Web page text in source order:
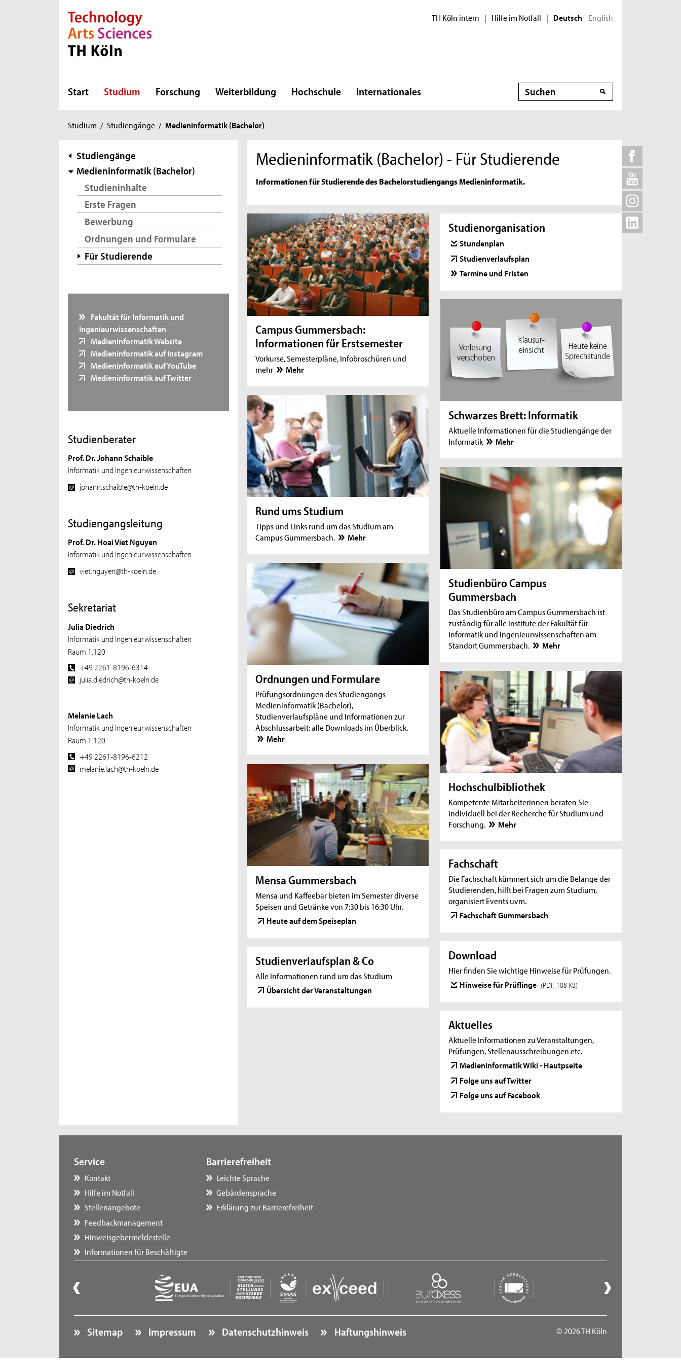
Direkt zur Hauptnavigation
Direkt zur Subnavigation
Direkt zum Inhalt
Direkt zum Fußbereich TH Köln intern | Hilfe im Notfall | Deutsch English
Start Studium Forschung Weiterbildung Hochschule Internationales Suche
Sie
hier:
Studium / Studiengänge / Medieninformatik (Bachelor)
Subnavigation
Studiengänge
Medieninformatik (Bachelor)
Studieninhalte
Erste Fragen
Bewerbung
Ordnungen und Formulare
Für Studierende
Fakultät für Informatik und
Ingenieurwissenschaften
Medieninformatik Website
Medieninformatik auf Instagram
Medieninformatik auf YouTube
Medieninformatik auf Twitter
Studienberater
Prof. Dr. Johann Schaible
Informatik und Ingenieurwissenschaften
johann.schaible@th-koeln.de
Studiengangsleitung
Prof. Dr. Hoai Viet Nguyen
Informatik und Ingenieurwissenschaften
viet.nguyen@th-koeln.de
Sekretariat
Julia Diedrich
Informatik und Ingenieurwissenschaften
Raum 1.120
+49 2261-8196-6314
julia.diedrich@th-koeln.de
Melanie Lach
Informatik und Ingenieurwissenschaften
Raum 1.120
+49 2261-8196-6212
melanie.lach@th-koeln.de
Medieninformatik (Bachelor) - Für Studierende
Informationen für Studierende des Bachelorstudiengangs Medieninformatik.
Campus Gummersbach:
Informationen für Erstsemester
Vorkurse, Semesterpläne, Infobroschüren und
mehr
Mehr
Studienorganisation
Stundenplan
Studienverlaufsplan
Termine und Fristen
Schwarzes Brett: Informatik
Aktuelle Informationen für die Studiengänge der
Informatik
Mehr
Rund ums Studium
Tipps und Links rund um das Studium am
Campus Gummersbach.
Mehr
Studienbüro Campus
Gummersbach
Das Studienbüro am Campus Gummersbach ist
zuständig für alle Institute der Fakultät für
Informatik und Ingenieurwissenschaften am
Standort Gummersbach.
Mehr
Ordnungen und Formulare
Prüfungsordnungen des Studiengangs
Medieninformatik (Bachelor),
Studienverlaufspläne und Informationen zur
Abschlussarbeit: alle Downloads im Überblick.
Mehr
Hochschulbibliothek
Kompetente Mitarbeiterinnen beraten Sie
individuell bei der Recherche für Studium und
Forschung.
Mehr
Mensa Gummersbach
Mensa und Kaffeebar bieten im Semester diverse
Speisen und Getränke von 7:30 bis 16:30 Uhr.
Heute auf dem Speiseplan
Fachschaft
Die Fachschaft kümmert sich um die Belange der
Studierenden, hilft bei Fragen zum Studium,
organisiert Events uvm.
Fachschaft Gummersbach
Download
Hier finden Sie wichtige Hinweise für Prüfungen.
Hinweise für Prüflinge (PDF, 108 KB)
Studienverlaufsplan & Co
Alle Informationen rund um das Studium
Übersicht der Veranstaltungen
Aktuelles
Aktuelle Informationen zu Veranstaltungen,
Prüfungen, Stellenausschreibungen etc.
Medieninformatik Wiki - Hautpseite
Folge uns auf Twitter
Folge uns auf Facebook
Service
Kontakt
Hilfe im Notfall
Stellenangebote
Feedbackmanagement
Hinweisgebermeldestelle
Informationen für Beschäftigte
Barrierefreiheit
Leichte Sprache
Gebärdensprache
Erklärung zur Barrierefreiheit
Sitemap Impressum Datenschutzhinweis Haftungshinweis © 2026 TH Köln